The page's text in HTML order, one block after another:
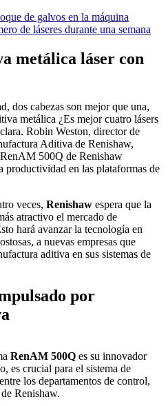
metálica láser con
dos cabezas son mejor que una,
metálica ¿Es mejor cuatro lásers
Robin Weston, director de
Aditiva de Renishaw,
500Q de Renishaw
productividad en las plataformas de
veces, Renishaw espera que la
atractivo el mercado de
hará avanzar la tecnología en
a nuevas empresas que
aditiva en sus sistemas de
por
RenAM 500Q es su innovador
es crucial para el sistema de
los departamentos de control,
Renishaw.